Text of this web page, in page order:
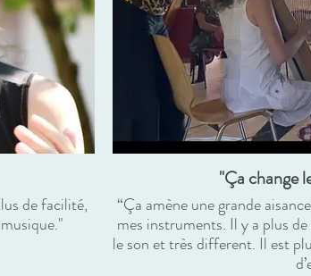
de facilité,
"Ça change
“Ça amène une grande
mes instruments. Il y a plus
le son et très different. Il est